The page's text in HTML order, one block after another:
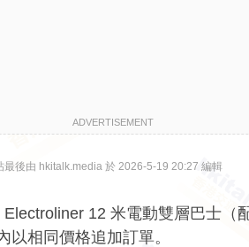
ADVERTISEMENT
最後由 hkitalk.media 於 2026-5-19 20:27 編輯
12 米電動雙層巴士（
相同價格追加訂單。